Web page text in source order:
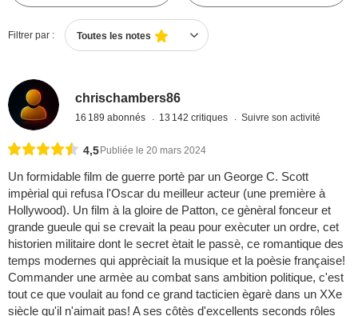
Filtrer par : Toutes les notes
chrischambers86
16 189 abonnés 13 142 critiques Suivre son activité
4,5 Publiée le 20 mars 2024
Un formidable film de guerre portè par un George C. Scott
impèrial qui refusa l'Oscar du meilleur acteur (une première à
Hollywood). Un film à la gloire de Patton, ce gènèral fonceur et
grande gueule qui se crevait la peau pour exècuter un ordre, cet
historien militaire dont le secret ètait le passè, ce romantique des
temps modernes qui apprèciait la musique et la poèsie française!
Commander une armèe au combat sans ambition politique, c'est
tout ce que voulait au fond ce grand tacticien ègarè dans un XXe
siècle qu'il n'aimait pas! A ses côtès d'excellents seconds rôles